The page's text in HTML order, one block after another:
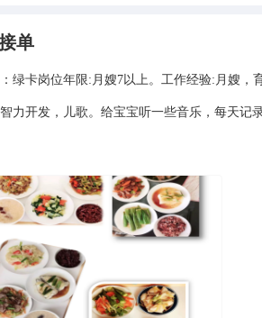
单
绿卡岗位年限:月嫂7以上。工作经验:月嫂，
力开发，儿歌。给宝宝听一些音乐，每天记